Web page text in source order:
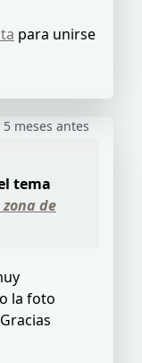
para unirse
meses antes
tema
de
la foto